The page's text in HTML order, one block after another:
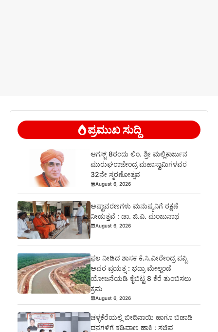
ಪ್ರಮುಖ ಸುದ್ದಿ
ಆಗಸ್ಟ್ 8ರಂದು ಲಿಂ. ಶ್ರೀ ಮಲ್ಲಿಕಾರ್ಜುನ
ಮುರುಘರಾಜೇಂದ್ರ ಮಹಾಸ್ವಾಮಿಗಳವರ
32ನೇ ಸ್ಮರಣೋತ್ಸವ
August 6, 2026
ಅಷ್ಟಾವರಣಗಳು ಮನುಷ್ಯನಿಗೆ ರಕ್ಷಣೆ
ನೀಡುತ್ತವೆ : ಡಾ. ಜಿ.ವಿ. ಮಂಜುನಾಥ
August 6, 2026
ಫಲ ನೀಡಿದ ಶಾಸಕ ಕೆ.ಸಿ.ವೀರೇಂದ್ರ ಪಪ್ಪಿ
ಅವರ ಪ್ರಯತ್ನ : ಭದ್ರಾ ಮೇಲ್ದಂಡೆ
ಯೋಜನೆಯಡಿ ಕೈಬಿಟ್ಟ 8 ಕೆರೆ ತುಂಬಿಸಲು
ಕ್ರಮ
August 6, 2026
ಚಳ್ಳಕೆರೆಯಲ್ಲಿ ಬೀದಿನಾಯಿ ಹಾಗೂ ಬಿಡಾಡಿ
ದನಗಳಿಗೆ ಕಡಿವಾಣ ಹಾಕಿ : ಸಚಿವ